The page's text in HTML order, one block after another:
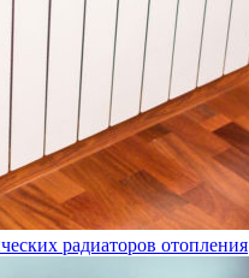
радиаторов отопления